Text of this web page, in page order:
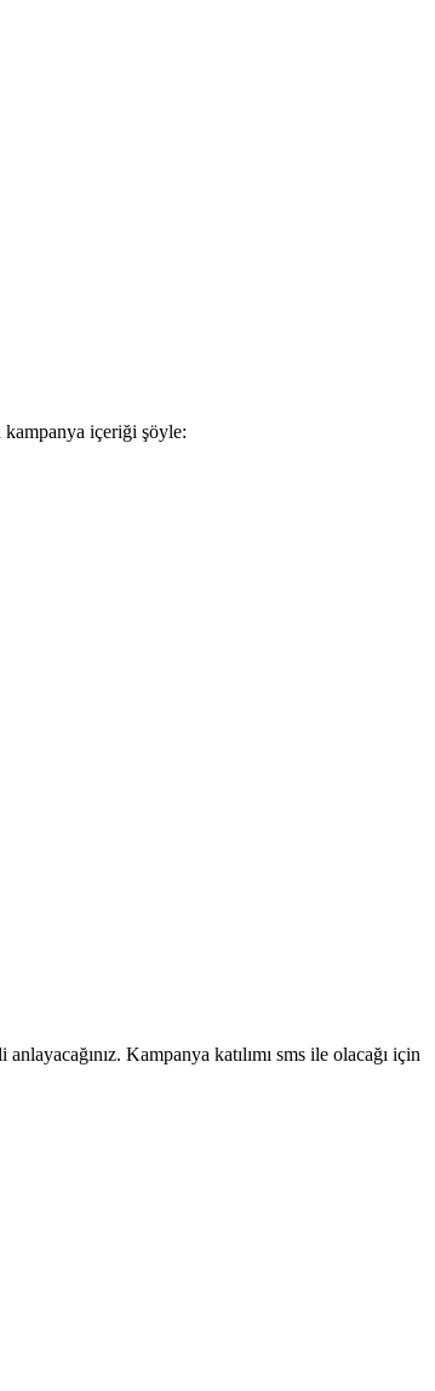
içeriği şöyle:
Kampanya katılımı sms ile olacağı için